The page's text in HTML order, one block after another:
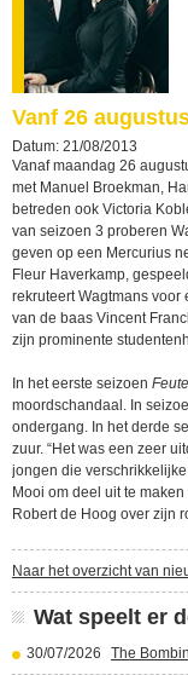
Vanf 26
Datum: 21/08/2013
Vanaf maandag 26
met Manuel Broekman,
betreden ook Victoria
van seizoen 3 proberen
geven op een Mercurius
Fleur Haverkamp,
rekruteert Wagtmans voor
van de baas Vincent
zijn prominente
In het eerste seizoen
moordschandaal. In
ondergang. In het derde
zuur. “Het was een zeer
jongen die
Mooi om deel uit te
Robert de Hoog over zijn
Naar het overzicht van
Wat speelt er
30/07/2026 The